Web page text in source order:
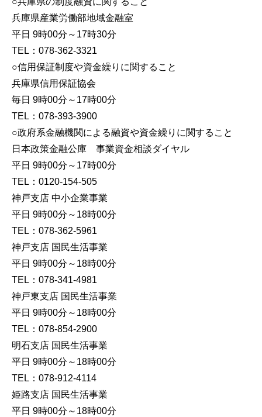
兵庫県産業労働部地域金融室
平日 9時00分～17時30分
TEL：078-362-3321
○信用保証制度や資金繰りに関すること
兵庫県信用保証協会
毎日 9時00分～17時00分
TEL：078-393-3900
○政府系金融機関による融資や資金繰りに関すること
日本政策金融公庫 事業資金相談ダイヤル
平日 9時00分～17時00分
TEL：0120-154-505
神戸支店 中小企業事業
平日 9時00分～18時00分
TEL：078-362-5961
神戸支店 国民生活事業
平日 9時00分～18時00分
TEL：078-341-4981
神戸東支店 国民生活事業
平日 9時00分～18時00分
TEL：078-854-2900
明石支店 国民生活事業
平日 9時00分～18時00分
TEL：078-912-4114
姫路支店 国民生活事業
平日 9時00分～18時00分